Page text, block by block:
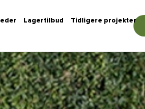
Lagertilbud Tidligere projekter